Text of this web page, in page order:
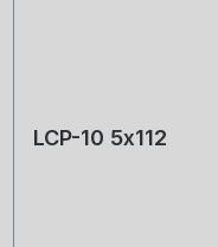
LCP-10 5x112